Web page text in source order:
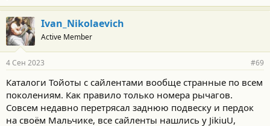
Ivan_Nikolaevich
Active Member
4 Сен 2023 #69
Каталоги Тойоты с сайлентами вообще странные по всем
поколениям. Как правило только номера рычагов.
Совсем недавно перетрясал заднюю подвеску и пердок
на своём Мальчике, все сайленты нашлись у JikiuU,